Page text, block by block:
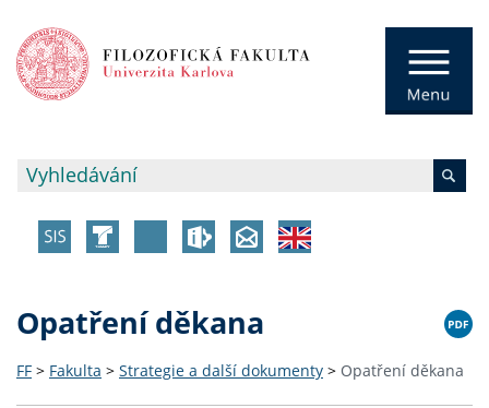
Opatření děkana
FF > Fakulta > Strategie a další dokumenty > Opatření děkana